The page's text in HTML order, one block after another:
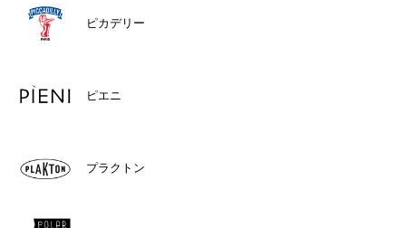
ピカデリー
ピエニ
プラクトン